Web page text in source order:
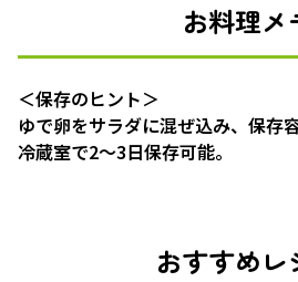
お料理メ
＜保存のヒント＞
ゆで卵をサラダに混ぜ込み、保存
冷蔵室で2～3日保存可能。
おすすめレ